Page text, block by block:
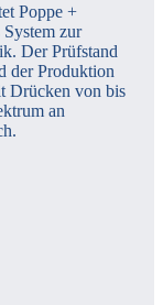
Poppe +
zur
Der Prüfstand
der Produktion
Drücken von bis
an